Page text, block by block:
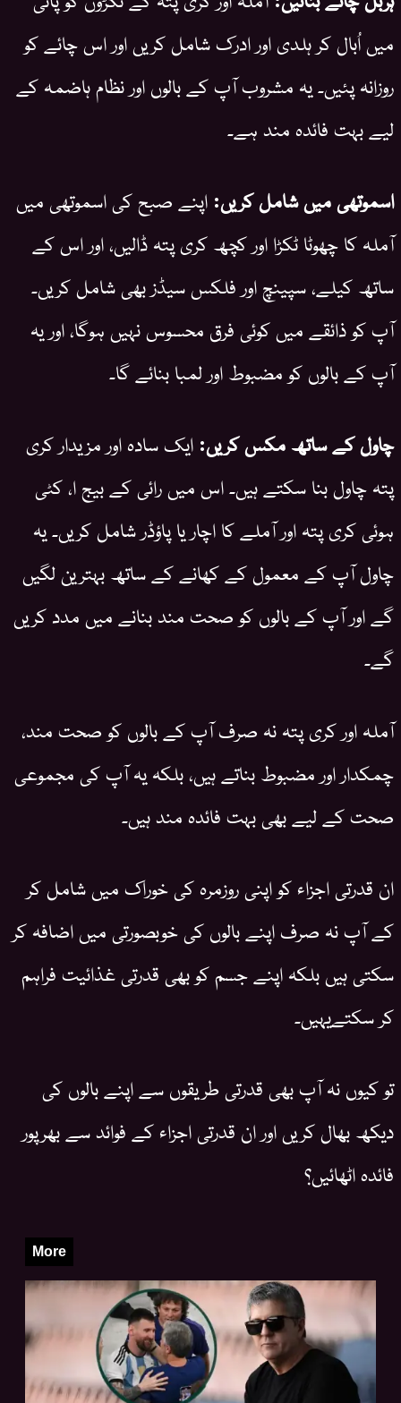
میں اُبال کر ہلدی اور ادرک شامل کریں اور اس چائے کو
روزانہ پئیں۔ یہ مشروب آپ کے بالوں اور نظام ہاضمہ کے
لیے بہت فائدہ مند ہے۔
اسموتھی میں شامل کریں: اپنے صبح کی اسموتھی میں
آملہ کا چھوٹا ٹکڑا اور کچھ کری پتہ ڈالیں، اور اس کے
ساتھ کیلے، سپینچ اور فلکس سیڈز بھی شامل کریں۔
آپ کو ذائقے میں کوئی فرق محسوس نہیں ہوگا، اور یہ
آپ کے بالوں کو مضبوط اور لمبا بنائے گا۔
چاول کے ساتھ مکس کریں: ایک سادہ اور مزیدار کری
پتہ چاول بنا سکتے ہیں۔ اس میں رائی کے بیج ا، کٹی
ہوئی کری پتہ اور آملے کا اچار یا پاؤڈر شامل کریں۔ یہ
چاول آپ کے معمول کے کھانے کے ساتھ بہترین لگیں
گے اور آپ کے بالوں کو صحت مند بنانے میں مدد کریں
گے۔
آملہ اور کری پتہ نہ صرف آپ کے بالوں کو صحت مند،
چمکدار اور مضبوط بناتے ہیں، بلکہ یہ آپ کی مجموعی
صحت کے لیے بھی بہت فائدہ مند ہیں۔
ان قدرتی اجزاء کو اپنی روزمرہ کی خوراک میں شامل کر
کے آپ نہ صرف اپنے بالوں کی خوبصورتی میں اضافہ کر
سکتی ہیں بلکہ اپنے جسم کو بھی قدرتی غذائیت فراہم
کر سکتےیہیں۔
تو کیوں نہ آپ بھی قدرتی طریقوں سے اپنے بالوں کی
دیکھ بھال کریں اور ان قدرتی اجزاء کے فوائد سے بھرپور
فائدہ اٹھائیں؟
More